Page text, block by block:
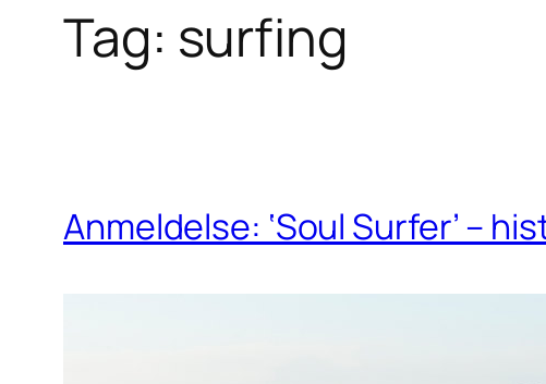
Tag: surfing
Anmeldelse: ‘Soul Surfer’ –